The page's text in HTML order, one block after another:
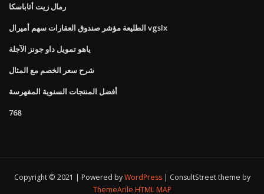
رمال زيت أثاباسكا
الطليعة مؤشر صندوق العقارات سهم أميرال vgslx
ياهو تمويل داو جونز الآجلة
شرح سعر الخصم مع المثال
أفضل المنتجات السنوية المفهرسة
768
Copyright © 2021 | Powered byWordPress
ConsultStreet theme by
ThemeArile HTML MAP